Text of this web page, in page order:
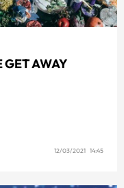
GET AWAY
12/03/2021 14:45